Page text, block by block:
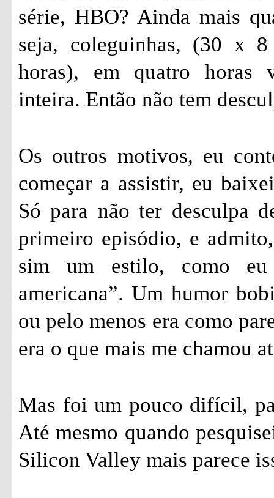
série, HBO? Ainda mais
seja, coleguinhas, (30 x
horas), em quatro horas
inteira. Então não tem
Os outros motivos, eu
começar a assistir, eu
Só para não ter desculpa
primeiro episódio, e
sim um estilo, como eu
americana”. Um humor
ou pelo menos era como
era o que mais me chamou
Mas foi um pouco difícil,
Até mesmo quando
Silicon Valley mais parece